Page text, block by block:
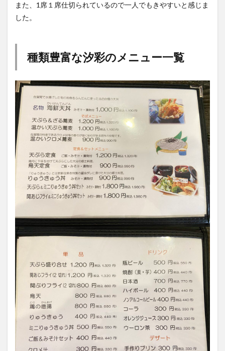
また、1席１席仕切られているので一人でもきやすいと感じま
した。
種類豊富な汐彩のメニュー一覧